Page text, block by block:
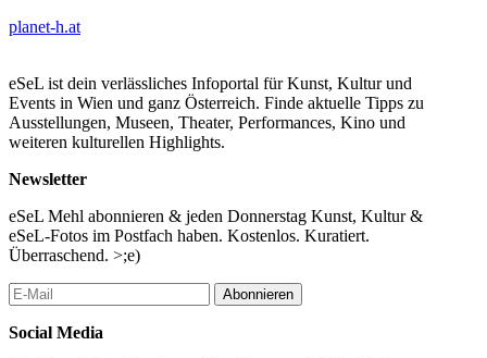
planet-h.at
eSeL ist dein verlässliches Infoportal für Kunst, Kultur und
Events in Wien und ganz Österreich. Finde aktuelle Tipps zu
Ausstellungen, Museen, Theater, Performances, Kino und
weiteren kulturellen Highlights.
Newsletter
eSeL Mehl abonnieren & jeden Donnerstag Kunst, Kultur &
eSeL-Fotos im Postfach haben. Kostenlos. Kuratiert.
Überraschend. >;e)
Abonnieren
Social Media